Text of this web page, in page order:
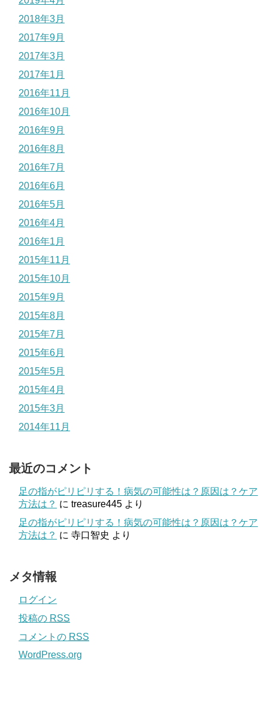
2018年3月
2017年9月
2017年3月
2017年1月
2016年11月
2016年10月
2016年9月
2016年8月
2016年7月
2016年6月
2016年5月
2016年4月
2016年1月
2015年11月
2015年10月
2015年9月
2015年8月
2015年7月
2015年6月
2015年5月
2015年4月
2015年3月
2014年11月
最近のコメント
足の指がピリピリする！病気の可能性は？原因は？ケア
方法は？ に treasure445 より
足の指がピリピリする！病気の可能性は？原因は？ケア
方法は？ に 寺口智史 より
メタ情報
ログイン
投稿の RSS
コメントの RSS
WordPress.org